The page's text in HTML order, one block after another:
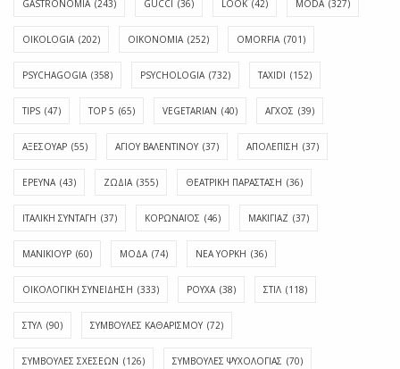
GASTRONOMIA (243) GUCCI (36) LOOK (42) MODA (327)
OIKOLOGIA (202) OIKONOMIA (252) OMORFIA (701)
PSYCHAGOGIA (358) PSYCHOLOGIA (732) TAXIDI (152)
TIPS (47) TOP 5 (65) VEGETARIAN (40) ΑΓΧΟΣ (39)
ΑΞΕΣΟΥΑΡ (55) ΑΓΊΟΥ ΒΑΛΕΝΤΊΝΟΥ (37) ΑΠΟΛΈΠΙΣΗ (37)
ΕΡΕΥΝΑ (43) ΖΩΔΙΑ (355) ΘΕΑΤΡΙΚΗ ΠΑΡΑΣΤΑΣΗ (36)
ΙΤΑΛΙΚΗ ΣΥΝΤΑΓΗ (37) ΚΟΡΩΝΑΪΟΣ (46) ΜΑΚΙΓΙΑΖ (37)
ΜΑΝΙΚΙΟΥΡ (60) ΜΟΔΑ (74) ΝΕΑ ΥΟΡΚΗ (36)
ΟΙΚΟΛΟΓΙΚΗ ΣΥΝΕΙΔΗΣΗ (333) ΡΟΥΧΑ (38) ΣΤΙΛ (118)
ΣΤΥΛ (90) ΣΥΜΒΟΥΛΕΣ ΚΑΘΑΡΙΣΜΟΥ (72)
ΣΥΜΒΟΥΛΕΣ ΣΧΕΣΕΩΝ (126) ΣΥΜΒΟΥΛΕΣ ΨΥΧΟΛΟΓΙΑΣ (70)